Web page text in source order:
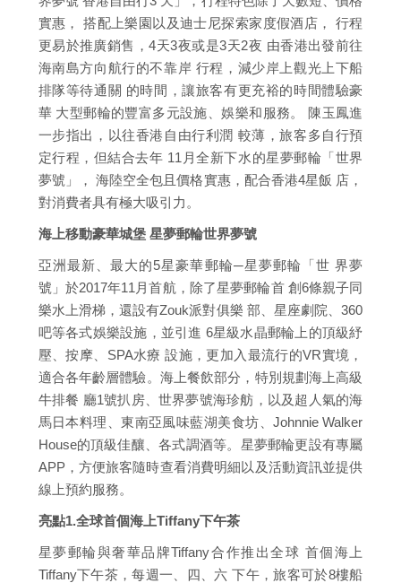
實惠， 搭配上樂園以及迪士尼探索家度假酒店， 行程
更易於推廣銷售，4天3夜或是3天2夜 由香港出發前往
海南島方向航行的不靠岸 行程，減少岸上觀光上下船
排隊等待通關 的時間，讓旅客有更充裕的時間體驗豪
華 大型郵輪的豐富多元設施、娛樂和服務。 陳玉鳳進
一步指出，以往香港自由行利潤 較薄，旅客多自行預
定行程，但結合去年 11月全新下水的星夢郵輪「世界
夢號」， 海陸空全包且價格實惠，配合香港4星飯 店，
對消費者具有極大吸引力。
海上移動豪華城堡 星夢郵輪世界夢號
亞洲最新、最大的5星豪華郵輪─星夢郵輪「世 界夢
號」於2017年11月首航，除了星夢郵輪首 創6條親子同
樂水上滑梯，還設有Zouk派對俱樂 部、星座劇院、360
吧等各式娛樂設施，並引進 6星級水晶郵輪上的頂級紓
壓、按摩、SPA水療 設施，更加入最流行的VR實境，
適合各年齡層體驗。海上餐飲部分，特別規劃海上高級
牛排餐 廳1號扒房、世界夢號海珍舫，以及超人氣的海
馬日本料理、東南亞風味藍湖美食坊、Johnnie Walker
House的頂級佳釀、各式調酒等。星夢郵輪更設有專屬
APP，方便旅客隨時查看消費明細以及活動資訊並提供
線上預約服務。
亮點1.全球首個海上Tiffany下午茶
星夢郵輪與奢華品牌Tiffany合作推出全球 首個海上
Tiffany下午茶，每週一、四、六 下午，旅客可於8樓船